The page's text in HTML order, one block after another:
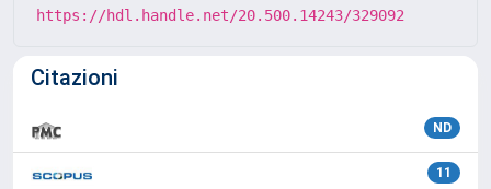
https://hdl.handle.net/20.500.14243/329092
Citazioni
ND
11